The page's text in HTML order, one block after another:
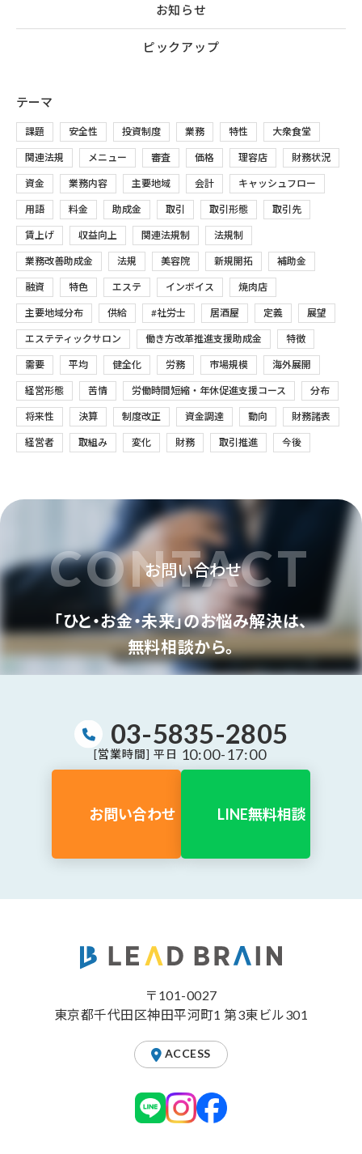
お知らせ
ピックアップ
テーマ
課題 安全性 投資制度 業務 特性 大衆食堂
関連法規 メニュー 審査 価格 理容店 財務状況
資金 業務内容 主要地域 会計 キャッシュフロー
用語 料金 助成金 取引 取引形態 取引先
賃上げ 収益向上 関連法規制 法規制
業務改善助成金 法規 美容院 新規開拓 補助金
融資 特色 エステ インボイス 焼肉店
主要地域分布 供給 #社労士 居酒屋 定義 展望
エステティックサロン 働き方改革推進支援助成金 特徴
需要 平均 健全化 労務 市場規模 海外展開
経営形態 苦情 労働時間短縮・年休促進支援コース 分布
将来性 決算 制度改正 資金調達 動向 財務諸表
経営者 取組み 変化 財務 取引推進 今後
CONTACT
お問い合わせ
「ひと・お金・未来」のお悩み解決は、
無料相談から。
03-5835-2805
[営業時間] 平日 10:00-17:00
お問い合わせ LINE無料相談
〒101-0027
東京都千代田区神田平河町1 第3東ビル301
ACCESS